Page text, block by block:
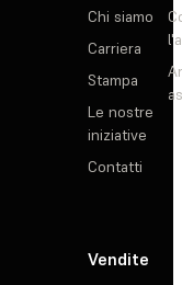
Chi siamo
Carriera
Stampa
Le nostre
iniziative
Contatti
Vendite